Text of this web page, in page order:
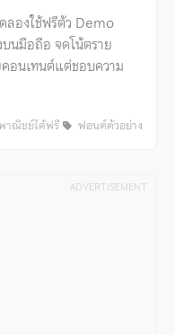
องใช้ฟรีตัว Demo
บนมือถือ จดโน้ตราย
อนเทนต์แต่ชอบความ
าณิชย์ได้ฟรี ฟอนต์ตัวอย่าง